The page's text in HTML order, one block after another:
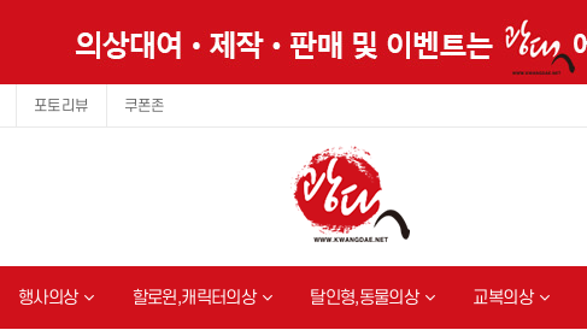
포토리뷰 쿠폰존
행사의상 할로윈,캐릭터의상 탈인형,동물의상 교복의상